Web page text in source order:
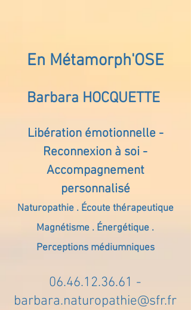
En Métamorph'OSE
Barbara HOCQUETTE
Libération émotionnelle -
Reconnexion à soi -
Accompagnement
personnalisé
Naturopathie . Écoute thérapeutique
Magnétisme . Énergétique .
Perceptions médiumniques
06.46.12.36.61 -
barbara.naturopathie@sfr.fr